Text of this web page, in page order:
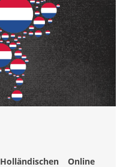
Holländischen Online